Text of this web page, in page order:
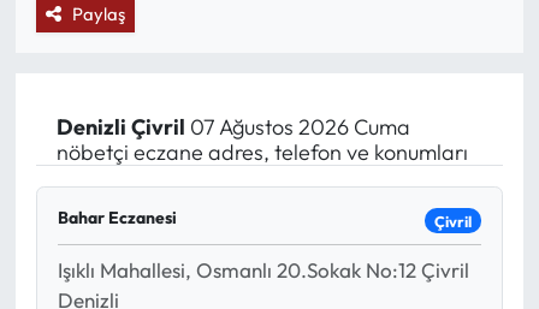
Paylaş
Denizli Çivril 07 Ağustos 2026 Cuma
nöbetçi eczane adres, telefon ve konumları
Bahar Eczanesi Çivril
Işıklı Mahallesi, Osmanlı 20.Sokak No:12 Çivril
Denizli
Politik Kulis
Magazin
Mektup Galeri
Röportaj
Son Dakika Haberleri